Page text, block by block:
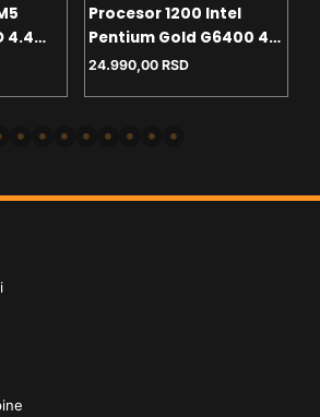
4.4
Procesor 1200 Intel
Pentium Gold G6400 4.0
GHz Tray
24.990,00 RSD